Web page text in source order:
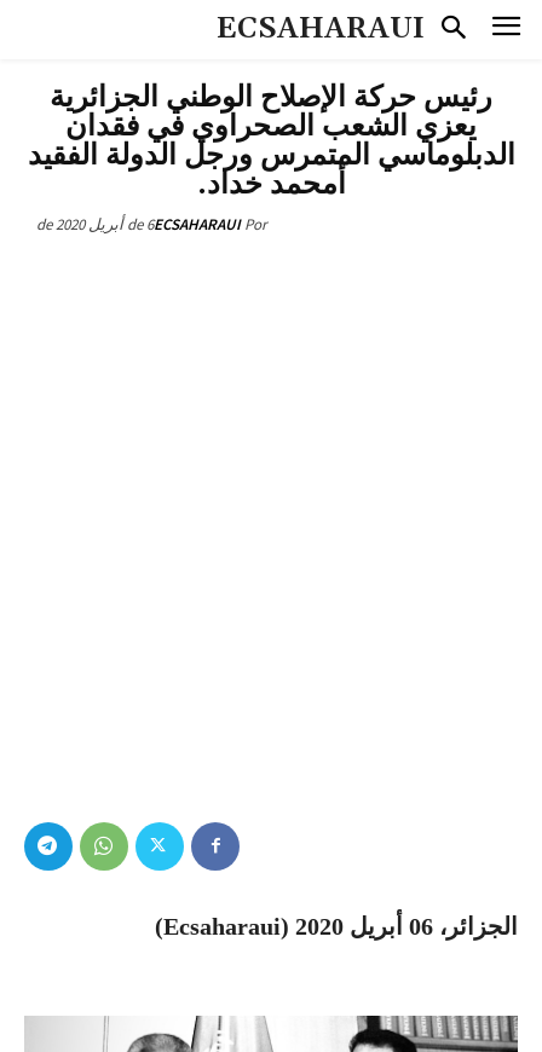
ECSAHARAUI
رئيس حركة الإصلاح الوطني الجزائرية
يعزي الشعب الصحراوي في فقدان
الدبلوماسي المتمرس ورجل الدولة الفقيد
أمحمد خداد.
Por
ECSAHARAUI6 de أبريل de 2020
الجزائر، 06 أبريل 2020 (Ecsaharaui)